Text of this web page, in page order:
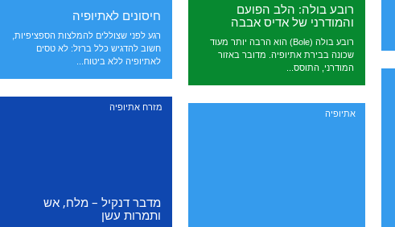
חיסונים לאתיופיה
רגע לפני שצוללים להמלצות הספציפיות,
חשוב להדגיש כלל ברזל: לא טסים
לאתיופיה ללא ביטוח...
רובע בולה: הלב הפועם
והמודרני של אדיס אבבה
רובע בולה (Bole) הוא הרבה יותר מעוד
שכונה בבירת אתיופיה. מדובר באזור
המודרני, התוסס...
מזרח אתיופיה
מדבר דנקיל – מלח, אש
ותמרות עשן
אתיופיה